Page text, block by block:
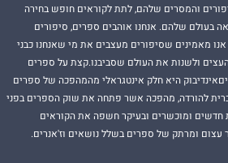
והמסרים שלהם, לתת לקוראים חופש בחירה
בעולם שלהם. אנחנו אוהבים ספרים, סיפורים
אנו מאמינים שסיפורים מעצבים את מי שאנחנו כבני
ולשנות את העולם שסביבנו.קצת על ספרים
היא חלק אינטגראלי מהמהפכה של ספרים
להורדה, מהפכה אשר פתחה את שוק הספרים בפני
חדשים ומוכשרים ובעיקר חשפה את הקוראים
עצום ומרתק של ספרים בשלל נושאים וז'אנרים.